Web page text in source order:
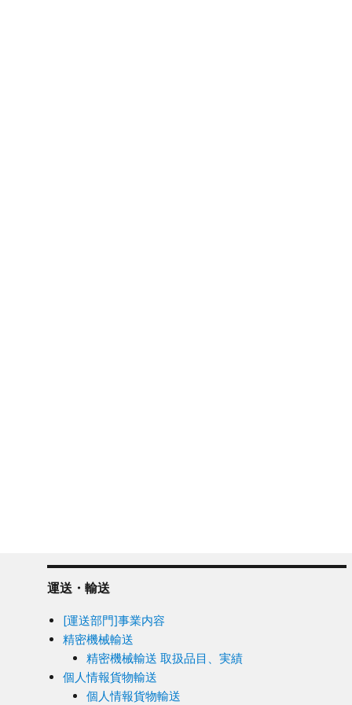
運送・輸送
[運送部門]事業内容
精密機械輸送
精密機械輸送 取扱品目、実績
個人情報貨物輸送
個人情報貨物輸送